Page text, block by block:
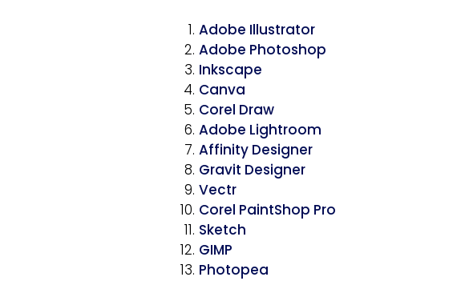
Adobe Illustrator
Adobe Photoshop
Inkscape
Canva
Corel Draw
Adobe Lightroom
Affinity Designer
Gravit Designer
Vectr
Corel PaintShop Pro
Sketch
GIMP
Photopea